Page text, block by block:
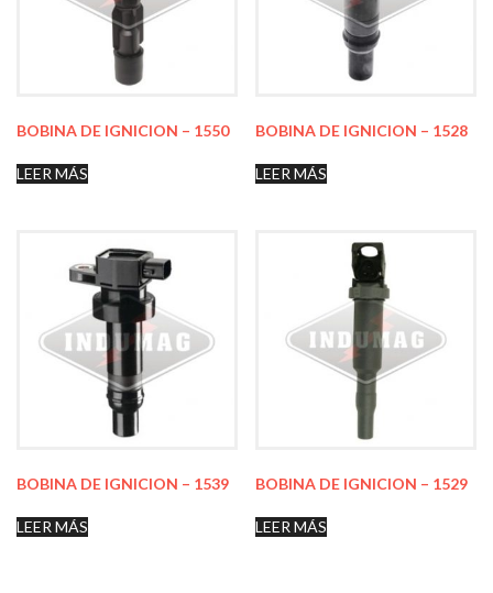
BOBINA DE IGNICION – 1550
LEER MÁS
BOBINA DE IGNICION – 1528
LEER MÁS
BOBINA DE IGNICION – 1539
LEER MÁS
BOBINA DE IGNICION – 1529
LEER MÁS